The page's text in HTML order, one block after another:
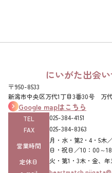
にいがた出会
〒950-8533
新潟市中央区万代1丁目3番30号 万
Google mapはこちら
TEL
025-384-4151‌
FAX
025-384-8363‌
営業時間
月・水・第2・4・5
日・祝日／10：00～
定休日
火・第1・3木・金、